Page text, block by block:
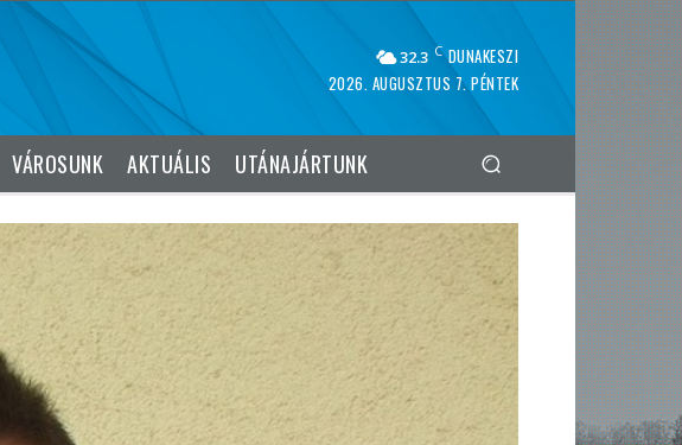
32.3 C DUNAKESZI
2026. AUGUSZTUS 7. PÉNTEK
VÁROSUNK AKTUÁLIS UTÁNAJÁRTUNK